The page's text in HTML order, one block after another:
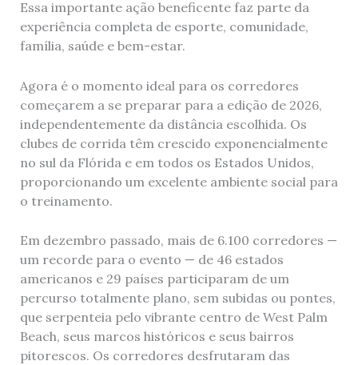
Essa importante ação beneficente faz parte da
experiência completa de esporte, comunidade,
família, saúde e bem-estar.
Agora é o momento ideal para os corredores
começarem a se preparar para a edição de 2026,
independentemente da distância escolhida. Os
clubes de corrida têm crescido exponencialmente
no sul da Flórida e em todos os Estados Unidos,
proporcionando um excelente ambiente social para
o treinamento.
Em dezembro passado, mais de 6.100 corredores —
um recorde para o evento — de 46 estados
americanos e 29 países participaram de um
percurso totalmente plano, sem subidas ou pontes,
que serpenteia pelo vibrante centro de West Palm
Beach, seus marcos históricos e seus bairros
pitorescos. Os corredores desfrutaram das